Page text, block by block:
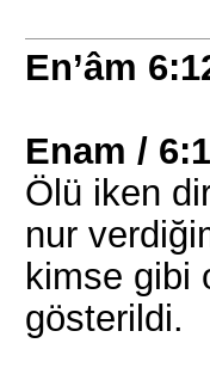
En’âm
Enam /
Ölü iken
nur
kimse gibi
gösterildi.